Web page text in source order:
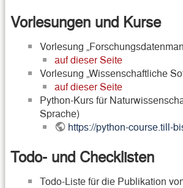
Vorlesungen und Kurse
Vorlesung
auf dieser Seite
Vorlesung „Wissenschaftliche
auf dieser Seite
Python-Kurs für
Sprache)
https://python-course.till-
Todo- und Checklisten
Todo-Liste für die Publikation